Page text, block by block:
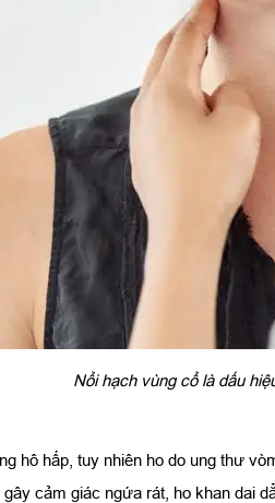
Nổi hạch vùng cổ là dấu
hô hấp, tuy nhiên ho do ung thư
cảm giác ngứa rát, ho khan dai